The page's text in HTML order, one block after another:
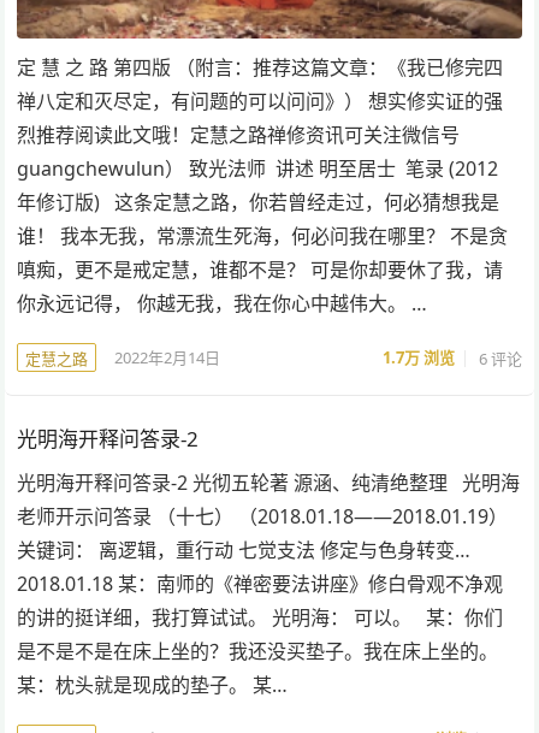
定 慧 之 路 第四版 （附言：推荐这篇文章：《我已修完四
禅八定和灭尽定，有问题的可以问问》） 想实修实证的强
烈推荐阅读此文哦！定慧之路禅修资讯可关注微信号
guangchewulun） 致光法师 讲述 明至居士 笔录 (2012
年修订版) 这条定慧之路，你若曾经走过，何必猜想我是
谁！ 我本无我，常漂流生死海，何必问我在哪里？ 不是贪
嗔痴，更不是戒定慧，谁都不是？ 可是你却要休了我，请
你永远记得， 你越无我，我在你心中越伟大。 …
定慧之路 2022年2月14日 1.7万浏览 6 评论
光明海开释问答录-2
光明海开释问答录-2 光彻五轮著 源涵、纯清绝整理 光明海
老师开示问答录 （十七） （2018.01.18——2018.01.19）
关键词： 离逻辑，重行动 七觉支法 修定与色身转变…
2018.01.18 某：南师的《禅密要法讲座》修白骨观不净观
的讲的挺详细，我打算试试。 光明海： 可以。 某：你们
是不是不是在床上坐的？我还没买垫子。我在床上坐的。
某：枕头就是现成的垫子。 某…